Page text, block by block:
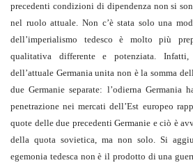
precedenti condizioni di dipendenza non si
nel ruolo attuale. Non c’è stata solo una
dell’imperialismo tedesco è molto più
qualitativa differente e potenziata.
dell’attuale Germania unita non è la somma
due Germanie separate: l’odierna Germania
penetrazione nei mercati dell’Est europeo
quote delle due precedenti Germanie e ciò è
della quota sovietica, ma non solo. Si
egemonia tedesca non è il prodotto di una